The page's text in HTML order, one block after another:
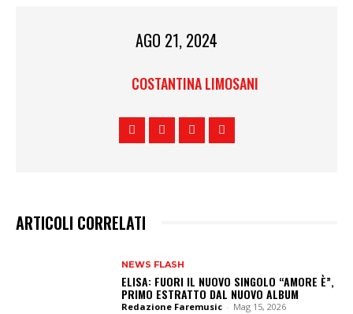
AGO 21, 2024
COSTANTINA LIMOSANI
ARTICOLI CORRELATI
NEWS FLASH
ELISA: FUORI IL NUOVO SINGOLO “AMORE È”,
PRIMO ESTRATTO DAL NUOVO ALBUM
Redazione Faremusic - Mag 15, 2026